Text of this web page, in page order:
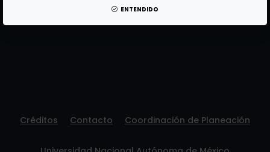
ENTENDIDO
Créditos Contacto Coordinación de Planeación